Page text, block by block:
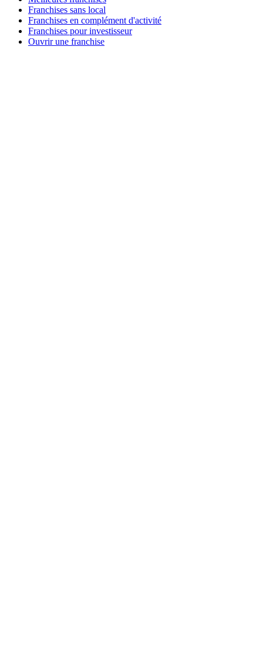
Franchises sans local
Franchises en complément d'activité
Franchises pour investisseur
Ouvrir une franchise